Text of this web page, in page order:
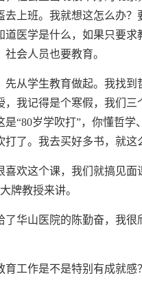
去上班。我就想这怎么办？
道医学是什么，如果只要求
会人员也要教育。
先从学生教育做起。我找到
，我记得是个寒假，我们三
是“80岁学吹打”，你懂哲学
打了。我去买好多书，就这
喜欢这个课，我们就搞见面
牌教授来讲。
了华山医院的陈勤奋，我很
育工作是不是特别有成就感？